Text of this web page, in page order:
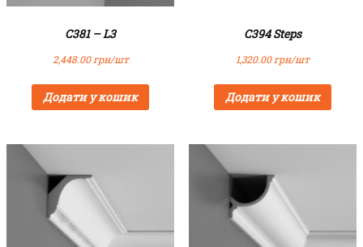
C381 – L3
2,448.00грн/шт
Додати у кошик
C394 Steps
1,320.00грн/шт
Додати у кошик